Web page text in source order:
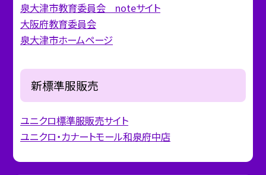
泉大津市教育委員会 noteサイト
大阪府教育委員会
泉大津市ホームページ
新標準服販売
ユニクロ標準服販売サイト
ユニクロ・カナートモール和泉府中店